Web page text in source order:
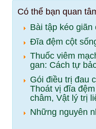
Có thể bạn quan
Bài tập kéo
Đĩa đệm cột
Thuốc viêm
gan: Cách tự
Gói điều trị đau
Thoát vị đĩa
châm, Vật lý trị
Những nguyên